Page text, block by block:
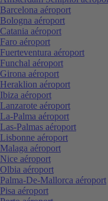
Barcelona aéroport
Bologna aéroport
Catania aéroport
Faro aéroport
Fuerteventura aéroport
Funchal aéroport
Girona aéroport
Heraklion aéroport
Ibiza aéroport
Lanzarote aéroport
La-Palma aéroport
Las-Palmas aéroport
Lisbonne aéroport
Malaga aéroport
Nice aéroport
Olbia aéroport
Palma-De-Mallorca aéroport
Pisa aéroport